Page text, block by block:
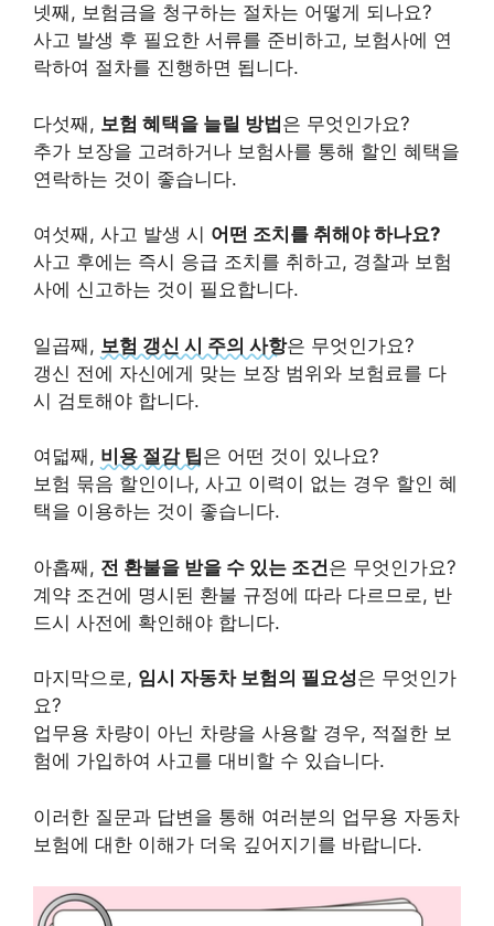
넷째, 보험금을 청구하는 절차는 어떻게 되나요?
사고 발생 후 필요한 서류를 준비하고, 보험사에 연
락하여 절차를 진행하면 됩니다.
다섯째, 보험 혜택을 늘릴 방법은 무엇인가요?
추가 보장을 고려하거나 보험사를 통해 할인 혜택을
연락하는 것이 좋습니다.
여섯째, 사고 발생 시 어떤 조치를 취해야 하나요?
사고 후에는 즉시 응급 조치를 취하고, 경찰과 보험
사에 신고하는 것이 필요합니다.
일곱째, 보험 갱신 시 주의 사항은 무엇인가요?
갱신 전에 자신에게 맞는 보장 범위와 보험료를 다
시 검토해야 합니다.
여덟째, 비용 절감 팁은 어떤 것이 있나요?
보험 묶음 할인이나, 사고 이력이 없는 경우 할인 혜
택을 이용하는 것이 좋습니다.
아홉째, 전 환불을 받을 수 있는 조건은 무엇인가요?
계약 조건에 명시된 환불 규정에 따라 다르므로, 반
드시 사전에 확인해야 합니다.
마지막으로, 임시 자동차 보험의 필요성은 무엇인가
요?
업무용 차량이 아닌 차량을 사용할 경우, 적절한 보
험에 가입하여 사고를 대비할 수 있습니다.
이러한 질문과 답변을 통해 여러분의 업무용 자동차
보험에 대한 이해가 더욱 깊어지기를 바랍니다.